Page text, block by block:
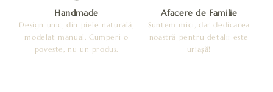
Handmade
Design unic, din piele naturală,
modelat manual. Cumperi o
poveste, nu un produs.
Afacere de Familie
Suntem mici, dar dedicarea
noastră pentru detalii este
uriașă!